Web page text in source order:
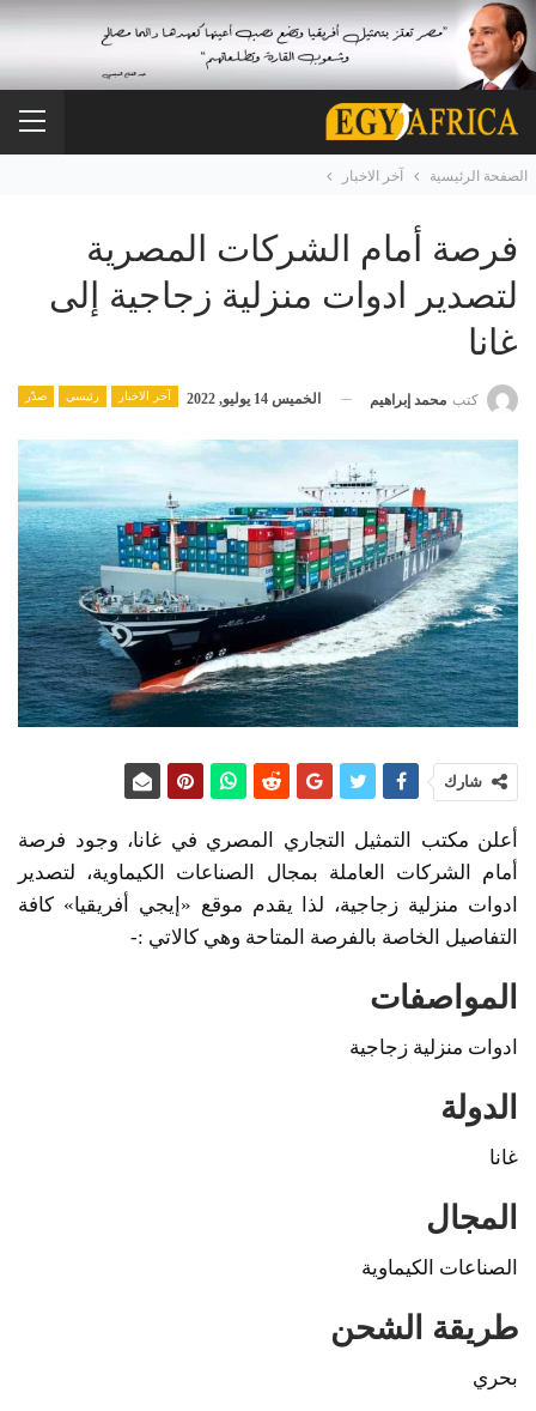
الصفحة الرئيسية آخر الاخبار
فرصة أمام الشركات المصرية
لتصدير ادوات منزلية زجاجية إلى
غانا
آخر الاخبار رئيسي صدّر كتب محمد إبراهيم الخميس 14 يوليو, 2022
شارك
أعلن مكتب التمثيل التجاري المصري في غانا، وجود فرصة
أمام الشركات العاملة بمجال الصناعات الكيماوية، لتصدير
ادوات منزلية زجاجية، لذا يقدم موقع «إيجي أفريقيا» كافة
التفاصيل الخاصة بالفرصة المتاحة وهي كالاتي :-
المواصفات
ادوات منزلية زجاجية
الدولة
غانا
المجال
الصناعات الكيماوية
طريقة الشحن
بحري